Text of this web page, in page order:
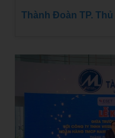
Thành Đoàn TP.